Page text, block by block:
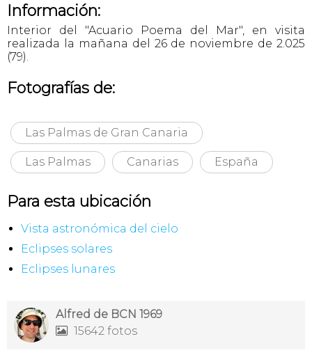
Información:
Interior del "Acuario Poema del Mar", en visita
realizada la mañana del 26 de noviembre de 2.025
(79).
Fotografías de:
Las Palmas de Gran Canaria
Las Palmas Canarias España
Para esta ubicación
Vista astronómica del cielo
Eclipses solares
Eclipses lunares
Alfred de BCN 1969
 15642 fotos